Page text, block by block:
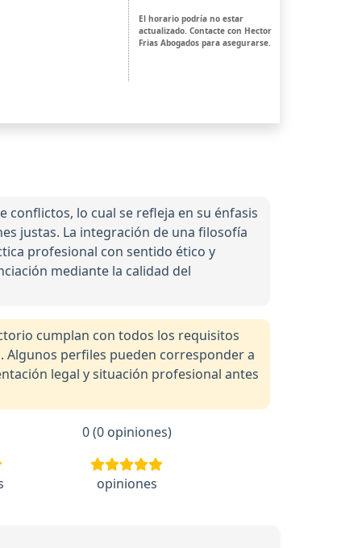
El horario podría no estar
actualizado. Contacte con Hector
Frias Abogados para asegurarse.
lo cual se refleja en su énfasis
justas. La integración de una filosofía
profesional con sentido ético y
mediante la calidad del
cumplan con todos los requisitos
Algunos perfiles pueden corresponder a
legal y situación profesional antes
0 (0 opiniones)
opiniones